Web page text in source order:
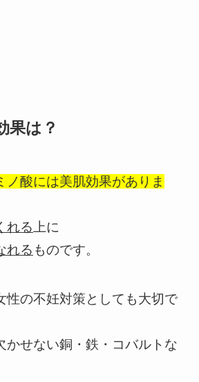
果は？
ノ酸には美肌効果がありま
れる上に
れる ものです。
性の不妊対策としても大切で
かせない銅・鉄・コバルトな